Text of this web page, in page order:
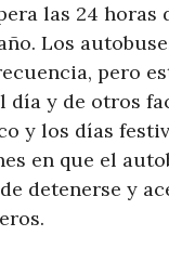
las 24 horas
Los
pero
día y de otros
y los días
en que el
detenerse y